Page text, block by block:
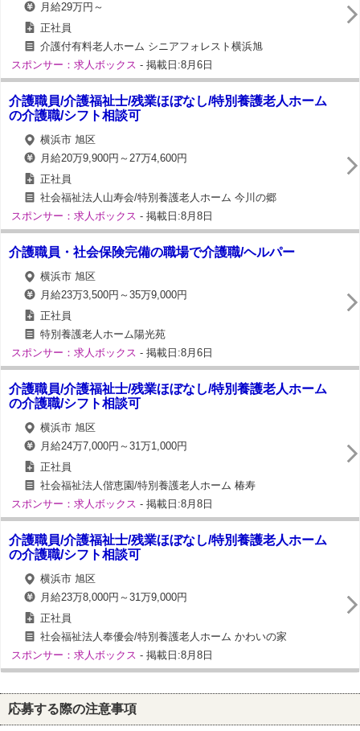
月給29万円～
正社員
介護付有料老人ホーム シニアフォレスト横浜旭
スポンサー：求人ボックス - 掲載日:8月6日
介護職員/介護福祉士/残業ほぼなし/特別養護老人ホーム
の介護職/シフト相談可
横浜市 旭区
月給20万9,900円～27万4,600円
正社員
社会福祉法人山寿会/特別養護老人ホーム 今川の郷
スポンサー：求人ボックス - 掲載日:8月8日
介護職員・社会保険完備の職場で介護職/ヘルパー
横浜市 旭区
月給23万3,500円～35万9,000円
正社員
特別養護老人ホーム陽光苑
スポンサー：求人ボックス - 掲載日:8月6日
介護職員/介護福祉士/残業ほぼなし/特別養護老人ホーム
の介護職/シフト相談可
横浜市 旭区
月給24万7,000円～31万1,000円
正社員
社会福祉法人偕恵園/特別養護老人ホーム 椿寿
スポンサー：求人ボックス - 掲載日:8月8日
介護職員/介護福祉士/残業ほぼなし/特別養護老人ホーム
の介護職/シフト相談可
横浜市 旭区
月給23万8,000円～31万9,000円
正社員
社会福祉法人奉優会/特別養護老人ホーム かわいの家
スポンサー：求人ボックス - 掲載日:8月8日
応募する際の注意事項